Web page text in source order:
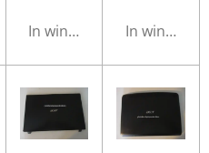
In winkelwagenIn